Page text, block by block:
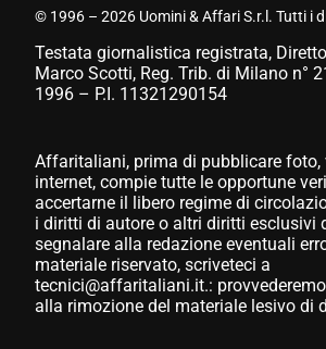
© 1996 – 2026 Uomini & Affari S.r.l. Tutti i
Testata giornalistica registrata,
Marco Scotti, Reg. Trib. di Milano n°
1996 – P.I. 11321290154
Affaritaliani, prima di pubblicare foto,
internet, compie tutte le opportune
accertarne il libero regime di
i diritti di autore o altri diritti esclusivi
segnalare alla redazione eventuali
materiale riservato, scriveteci a
tecnici@affaritaliani.it.:
alla rimozione del materiale lesivo di